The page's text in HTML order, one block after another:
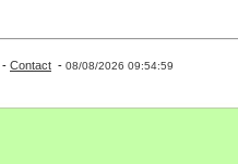
- Contact - 08/08/2026 09:54:59